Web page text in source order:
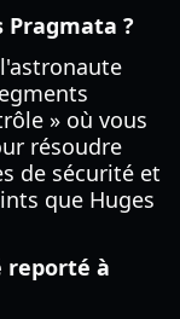
Pragmata ?
» où vous
résoudre
de sécurité et
que Huges
reporté à